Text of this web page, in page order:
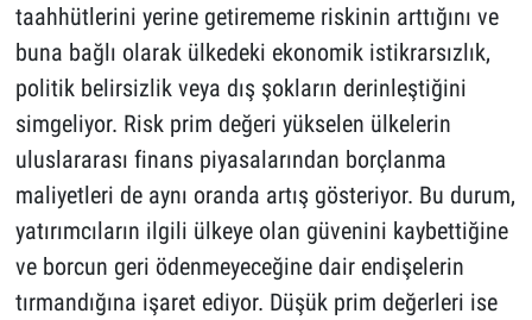
taahhütlerini yerine getirememe riskinin arttığını ve
buna bağlı olarak ülkedeki ekonomik istikrarsızlık,
politik belirsizlik veya dış şokların derinleştiğini
simgeliyor. Risk prim değeri yükselen ülkelerin
uluslararası finans piyasalarından borçlanma
maliyetleri de aynı oranda artış gösteriyor. Bu durum,
yatırımcıların ilgili ülkeye olan güvenini kaybettiğine
ve borcun geri ödenmeyeceğine dair endişelerin
tırmandığına işaret ediyor. Düşük prim değerleri ise